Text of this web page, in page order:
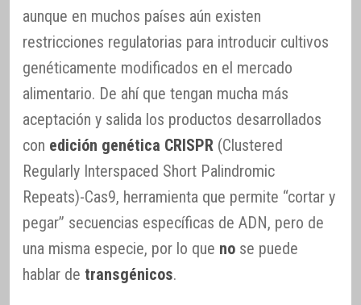
aunque en muchos países aún existen
restricciones regulatorias para introducir cultivos
genéticamente modificados en el mercado
alimentario. De ahí que tengan mucha más
aceptación y salida los productos desarrollados
con edición genética CRISPR (Clustered
Regularly Interspaced Short Palindromic
Repeats)-Cas9, herramienta que permite “cortar y
pegar” secuencias específicas de ADN, pero de
una misma especie, por lo que no se puede
hablar de transgénicos.